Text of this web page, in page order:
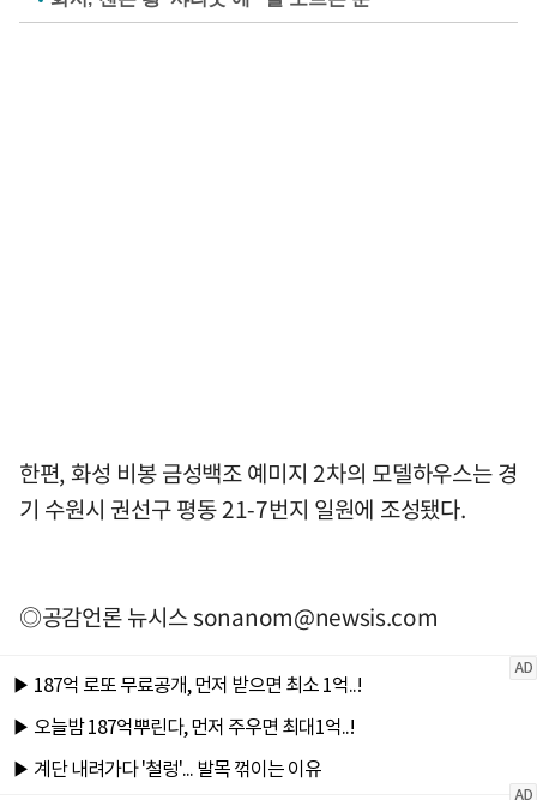
한편, 화성 비봉 금성백조 예미지 2차의 모델하우스는 경
기 수원시 권선구 평동 21-7번지 일원에 조성됐다.
◎공감언론 뉴시스sonanom@newsis.com